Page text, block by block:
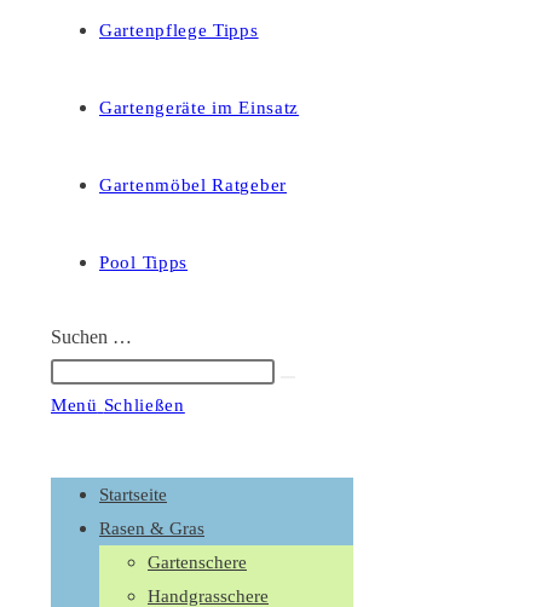
Gartenpflege Tipps
Gartengeräte im Einsatz
Gartenmöbel Ratgeber
Pool Tipps
Suchen …
Menü Schließen
ButtonStartseite
Rasen & Gras
Gartenschere
Handgrasschere